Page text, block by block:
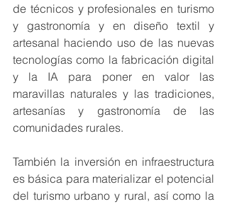
de técnicos y profesionales en turismo
y gastronomía y en diseño textil y
artesanal haciendo uso de las nuevas
tecnologías como la fabricación digital
y la IA para poner en valor las
maravillas naturales y las tradiciones,
artesanías y gastronomía de las
comunidades rurales.
También la inversión en infraestructura
es básica para materializar el potencial
del turismo urbano y rural, así como la